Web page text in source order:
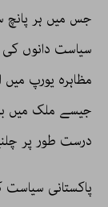
جس میں ہر پانچ
سیاست دانوں کی
مظاہرہ یورپ
جیسے ملک میں
درست طور پر
پاکستانی